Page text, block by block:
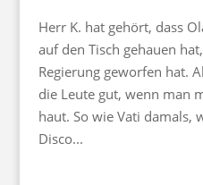
Herr K. hat gehört, dass
auf den Tisch gehauen
Regierung geworfen hat.
die Leute gut, wenn man
haut. So wie Vati damals,
Disco...